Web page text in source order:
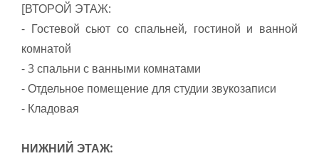
[ВТОРОЙ ЭТАЖ:
- Гостевой сьют со спальней, гостиной и ванной
комнатой
- 3 спальни с ванными комнатами
- Отдельное помещение для студии звукозаписи
- Кладовая
НИЖНИЙ ЭТАЖ: